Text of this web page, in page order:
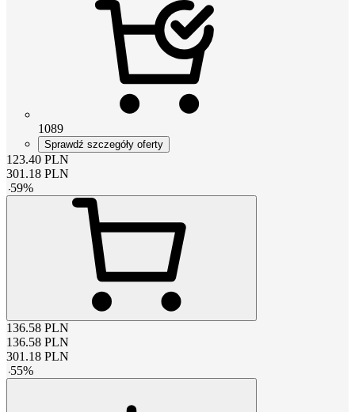
1089
Sprawdź szczegóły oferty
123.40 PLN
301.18 PLN
-59%
136.58 PLN
136.58 PLN
301.18 PLN
-55%